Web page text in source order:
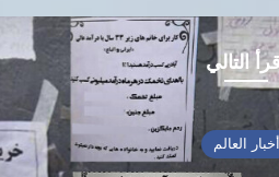
أقرأ التالي
أخبار العالم